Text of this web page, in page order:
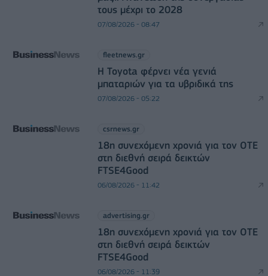
τους μέχρι το 2028
07/08/2026 - 08:47
fleetnews.gr
Η Toyota φέρνει νέα γενιά
μπαταριών για τα υβριδικά της
07/08/2026 - 05:22
csrnews.gr
18η συνεχόμενη χρονιά για τον ΟΤΕ
στη διεθνή σειρά δεικτών
FTSE4Good
06/08/2026 - 11:42
advertising.gr
18η συνεχόμενη χρονιά για τον ΟΤΕ
στη διεθνή σειρά δεικτών
FTSE4Good
06/08/2026 - 11:39